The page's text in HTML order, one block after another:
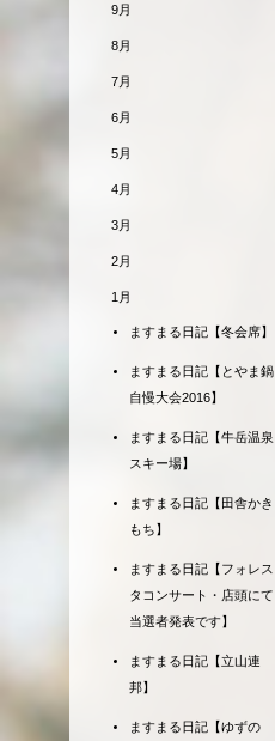
9月
8月
7月
6月
5月
4月
3月
2月
1月
ますまる日記【冬会席】
ますまる日記【とやま鍋
自慢大会2016】
ますまる日記【牛岳温泉
スキー場】
ますまる日記【田舎かき
もち】
ますまる日記【フォレス
タコンサート・店頭にて
当選者発表です】
ますまる日記【立山連
邦】
ますまる日記【ゆずの